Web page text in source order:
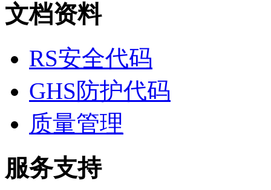
酶、辅酶
显色及标记试剂
其它生化试剂
CBZ氨基酸
BOC-氨基酸
Fmoc-氨基酸
氨基酸复合盐
D-氨基酸
DL-氨基酸
N-甲基化氨基酸
氨基醇
文档资料
RS安全代码
GHS防护代码
质量管理
服务支持